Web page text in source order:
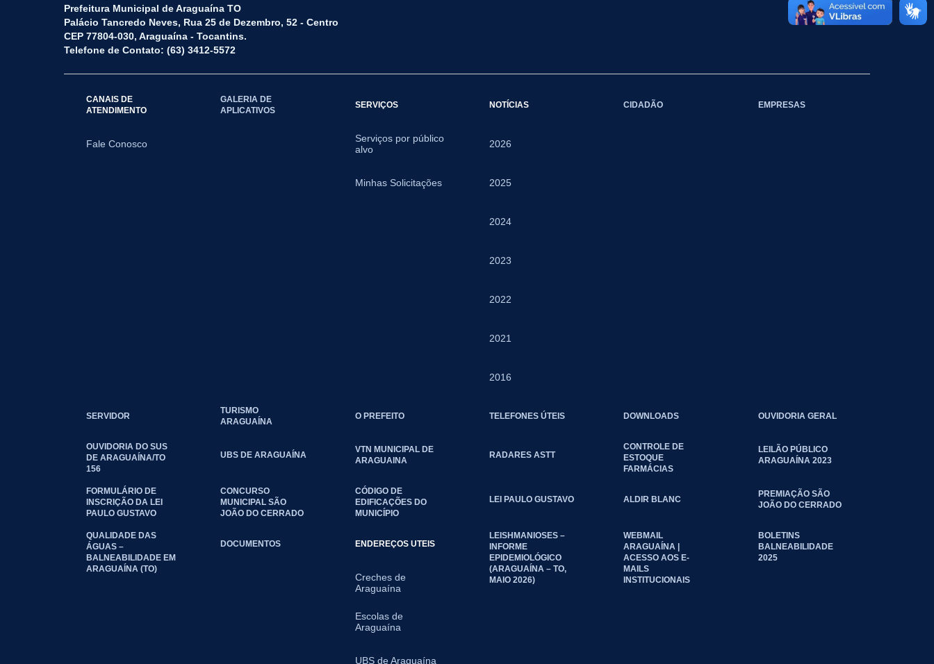
Prefeitura Municipal de Araguaína TO
Palácio Tancredo Neves, Rua 25 de Dezembro, 52 - Centro
CEP 77804-030, Araguaína - Tocantins.
Telefone de Contato: (63) 3412-5572
CANAIS DE
ATENDIMENTO
Fale Conosco
GALERIA DE
APLICATIVOS
SERVIÇOS
Serviços por público
alvo
Minhas Solicitações
NOTÍCIAS
2026
2025
2024
2023
2022
2021
2016
CIDADÃO EMPRESAS
SERVIDOR
TURISMO
ARAGUAÍNA
O PREFEITO TELEFONES ÚTEIS DOWNLOADS OUVIDORIA GERAL
OUVIDORIA DO SUS
DE ARAGUAÍNA/TO
156
UBS DE ARAGUAÍNA
VTN MUNICIPAL DE
ARAGUAINA
RADARES ASTT
CONTROLE DE
ESTOQUE
FARMÁCIAS
LEILÃO PÚBLICO
ARAGUAÍNA 2023
FORMULÁRIO DE
INSCRIÇÃO DA LEI
PAULO GUSTAVO
CONCURSO
MUNICIPAL SÃO
JOÃO DO CERRADO
CÓDIGO DE
EDIFICAÇÕES DO
MUNICÍPIO
LEI PAULO GUSTAVO ALDIR BLANC
PREMIAÇÃO SÃO
JOÃO DO CERRADO
QUALIDADE DAS
ÁGUAS –
BALNEABILIDADE EM
ARAGUAÍNA (TO)
DOCUMENTOS ENDEREÇOS UTEIS
Creches de
Araguaína
Escolas de
Araguaína
UBS de Araguaína
LEISHMANIOSES –
INFORME
EPIDEMIOLÓGICO
(ARAGUAÍNA – TO,
MAIO 2026)
WEBMAIL
ARAGUAÍNA |
ACESSO AOS E-
MAILS
INSTITUCIONAIS
BOLETINS
BALNEABILIDADE
2025